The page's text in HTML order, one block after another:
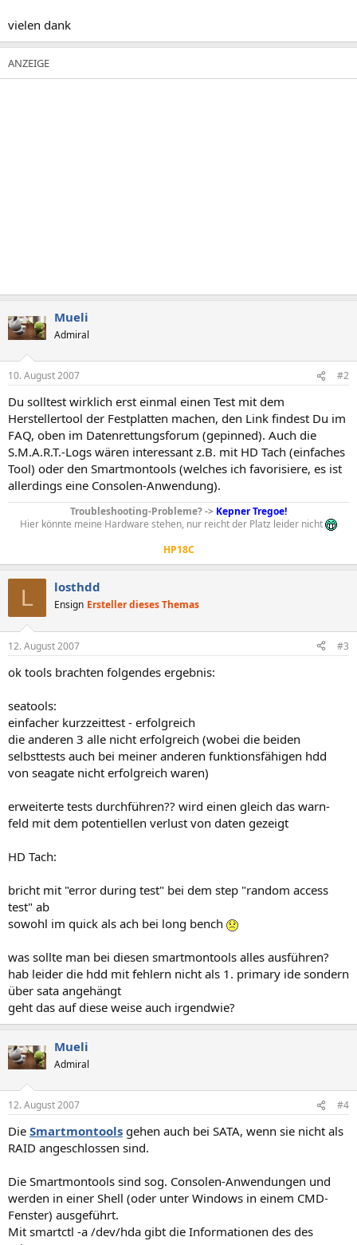
vielen dank
Mueli
Admiral
10. August 2007 #2
Du solltest wirklich erst einmal einen Test mit dem
Herstellertool der Festplatten machen, den Link findest Du im
FAQ, oben im Datenrettungsforum (gepinned). Auch die
S.M.A.R.T.-Logs wären interessant z.B. mit HD Tach (einfaches
Tool) oder den Smartmontools (welches ich favorisiere, es ist
allerdings eine Consolen-Anwendung).
Troubleshooting-Probleme? -> Kepner Tregoe!
Hier könnte meine Hardware stehen, nur reicht der Platz leider nicht
HP18C
L losthdd
Ensign Ersteller dieses Themas
12. August 2007 #3
ok tools brachten folgendes ergebnis:
seatools:
einfacher kurzzeittest - erfolgreich
die anderen 3 alle nicht erfolgreich (wobei die beiden
selbsttests auch bei meiner anderen funktionsfähigen hdd
von seagate nicht erfolgreich waren)
erweiterte tests durchführen?? wird einen gleich das warn-
feld mit dem potentiellen verlust von daten gezeigt
HD Tach:
bricht mit "error during test" bei dem step "random access
test" ab
sowohl im quick als ach bei long bench
was sollte man bei diesen smartmontools alles ausführen?
hab leider die hdd mit fehlern nicht als 1. primary ide sondern
über sata angehängt
geht das auf diese weise auch irgendwie?
Mueli
Admiral
12. August 2007 #4
Die Smartmontools gehen auch bei SATA, wenn sie nicht als
RAID angeschlossen sind.
Die Smartmontools sind sog. Consolen-Anwendungen und
werden in einer Shell (oder unter Windows in einem CMD-
Fenster) ausgeführt.
Mit smartctl -a /dev/hda gibt die Informationen des des